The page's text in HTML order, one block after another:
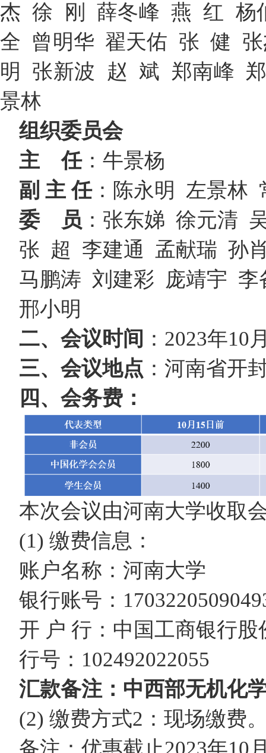
杰 徐 刚 薛冬峰 燕 红 杨
全 曾明华 翟天佑 张 健
明 张新波 赵 斌 郑南峰
景林
组织委员会
主
任：牛景杨
副 主 任：陈永明 左景林
委
员 ：张东娣 徐元清
张 超 李建通 孟献瑞 孙
马鹏涛 刘建彩 庞靖宇
邢小明
二、会议时间 ：2023年10
三、会议地点 ：河南省开
四、 会务费：
本次会议由河南大学收取
(1) 缴费信息：
账户名称：河南大学
银行账号：
开 户 行：中国工商银行
行号：102492022055
汇款备注：中西部无机化
(2) 缴费方式2：现场缴费